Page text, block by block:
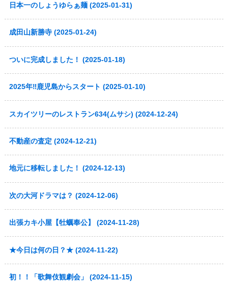
日本一のしょうゆらぁ麺 (2025-01-31)
成田山新勝寺 (2025-01-24)
ついに完成しました！ (2025-01-18)
2025年‼鹿児島からスタート (2025-01-10)
スカイツリーのレストラン634(ムサシ) (2024-12-24)
不動産の査定 (2024-12-21)
地元に移転しました！ (2024-12-13)
次の大河ドラマは？ (2024-12-06)
出張カキ小屋【牡蠣奉公】 (2024-11-28)
★今日は何の日？★ (2024-11-22)
初！！「歌舞伎観劇会」 (2024-11-15)